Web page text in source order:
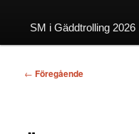
SM i Gäddtrolling 2026
Inläggsnavigering
← Föregående